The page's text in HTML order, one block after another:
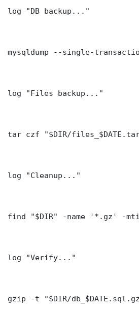
log "DB backup..."
mysqldump --single-
log "Files backup..."
tar czf "$DIR/
log "Cleanup..."
find "$DIR" -name '*.gz' -
log "Verify..."
gzip -t "$DIR/